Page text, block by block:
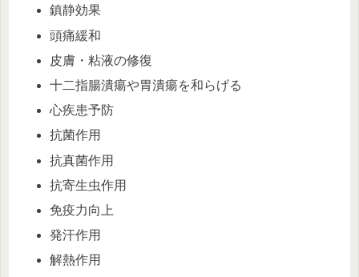
鎮静効果
頭痛緩和
皮膚・粘液の修復
十二指腸潰瘍や胃潰瘍を和らげる
心疾患予防
抗菌作用
抗真菌作用
抗寄生虫作用
免疫力向上
発汗作用
解熱作用